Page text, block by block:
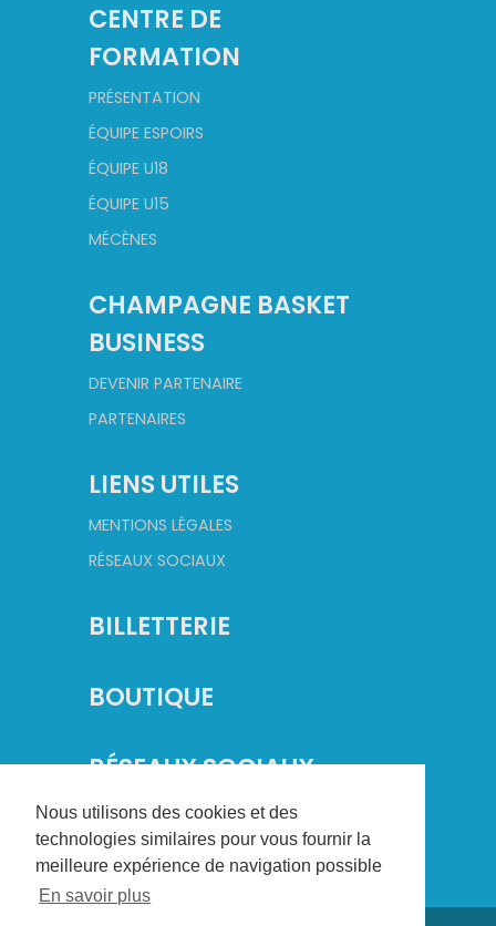
Nous utilisons des cookies et des
technologies similaires pour vous fournir la
meilleure expérience de navigation possible
En savoir plus
CENTRE DE
FORMATION
PRÉSENTATION
ÉQUIPE ESPOIRS
ÉQUIPE U18
ÉQUIPE U15
MÉCÈNES
CHAMPAGNE BASKET
BUSINESS
DEVENIR PARTENAIRE
PARTENAIRES
LIENS UTILES
MENTIONS LÉGALES
RÉSEAUX SOCIAUX
BILLETTERIE
BOUTIQUE
RÉSEAUX SOCIAUX